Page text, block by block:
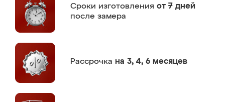
Сроки изготовления от 7 дней
после замера
Рассрочка на 3, 4, 6 месяцев